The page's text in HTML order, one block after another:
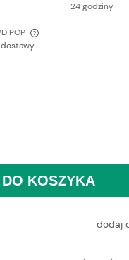
24 godziny
POP
ewentualnych kosztów
DO KOSZYKA
dodaj